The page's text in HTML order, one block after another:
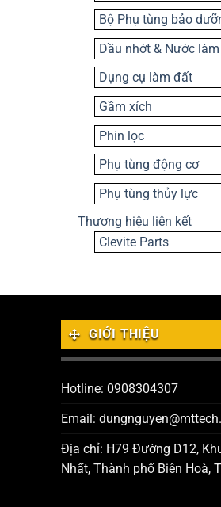
Bộ Phụ tùng bảo
Dầu nhớt & Nước
Dụng cụ làm đất
Gầm xích
Phin lọc
Phụ tùng động cơ
Phụ tùng thủy lực
Thương hiệu liên kết
Clevite Parts
GIỚI THIỆU
Hotline: 0908304307
Email:
Địa chỉ: H79 Đường D12,
Nhất, Thành phố Biên Hoà,